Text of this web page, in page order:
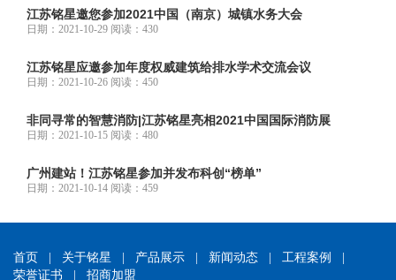
江苏铭星邀您参加2021中国（南京）城镇水务大会
日期：2021-10-29 阅读：430
江苏铭星应邀参加年度权威建筑给排水学术交流会议
日期：2021-10-26 阅读：450
非同寻常的智慧消防|江苏铭星亮相2021中国国际消防展
日期：2021-10-15 阅读：480
广州建站！江苏铭星参加并发布科创“榜单”
日期：2021-10-14 阅读：459
首页 关于铭星 产品展示 新闻动态 工程案例
荣誉证书
招商加盟